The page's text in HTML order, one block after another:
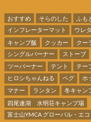
おすすめ そらのした ふも
インフレーターマット
ウレ
キャンプ飯
クッカー クー
シングルバーナー
ストーブ
ツーバーナー
テント テー
ヒロシちゃんねる
ペグ ホ
マナー
ランタン 冬キャン
四尾連湖 水明荘キャンプ場
富士山YMCA グローバル・エ